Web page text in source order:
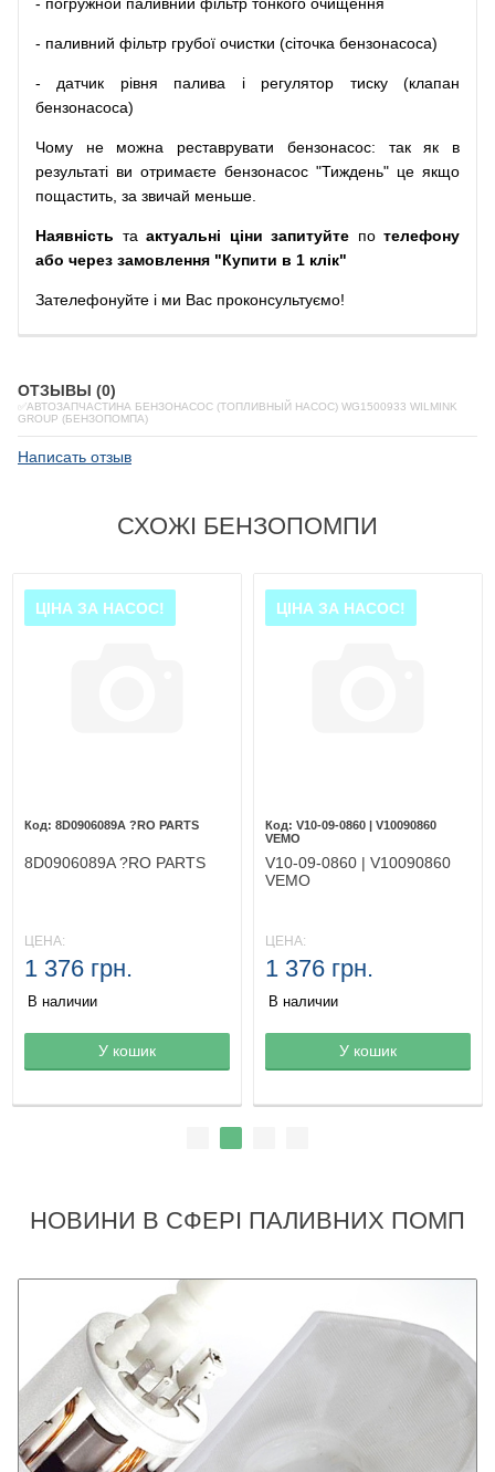
- паливний фільтр грубої очистки (сіточка бензонасоса)
- датчик рівня палива і регулятор тиску (клапан
бензонасоса)
Чому не можна реставрувати бензонасос: так як
в
результаті ви отримаєте бензонасос "Тиждень" це якщо
пощастить, за звичай меньше.
Наявність та актуальні ціни запитуйте по телефону
або через замовлення "Купити в 1 клік"
Зателефонуйте і ми Вас проконсультуємо!
ОТЗЫВЫ (0)
✅АВТОЗАПЧАСТИНА БЕНЗОНАСОС (ТОПЛИВНЫЙ НАСОС) WG1500933 WILMINK
GROUP (БЕНЗОПОМПА)
Написать отзыв
СХОЖІ БЕНЗОПОМПИ
Товар в корзине
ЦІНА ЗА НАСОС!
8D0906089A ?RO PARTS
8D0906089A ?RO PARTS
ЦЕНА:
1 376 грн.
В наличии
У кошик Товар в корзине
ЦІНА ЗА НАСОС!
V10-09-0860 | V10090860
VEMO
V10-09-0860 | V10090860
VEMO
ЦЕНА:
1 376 грн.
В наличии
У кошик
НОВИНИ В СФЕРІ ПАЛИВНИХ ПОМП